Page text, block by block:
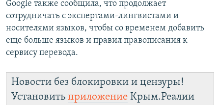
Google также сообщила, что продолжает
сотрудничать с экспертами-лингвистами и
носителями языков, чтобы со временем добавить
еще больше языков и правил правописания к
сервису перевода.
Новости без блокировки и цензуры!
Установить приложение Крым.Реалии